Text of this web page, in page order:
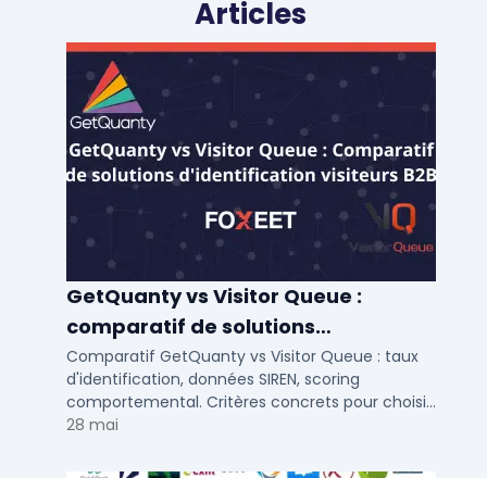
Articles
GetQuanty vs Visitor Queue :
comparatif de solutions
d'identification visiteurs B2B
Comparatif GetQuanty vs Visitor Queue : taux
d'identification, données SIREN, scoring
comportemental. Critères concrets pour choisir
votre solution de lead generation B2B en PME et
28 mai